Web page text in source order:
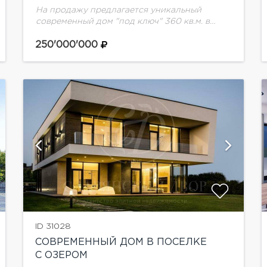
На продажу предлагается уникальный
современный дом "под ключ" 360 кв.м. в
250'000'000
ID 31028
СОВРЕМЕННЫЙ ДОМ В ПОСЕЛКЕ
С ОЗЕРОМ
показать ещё 11 фотографий